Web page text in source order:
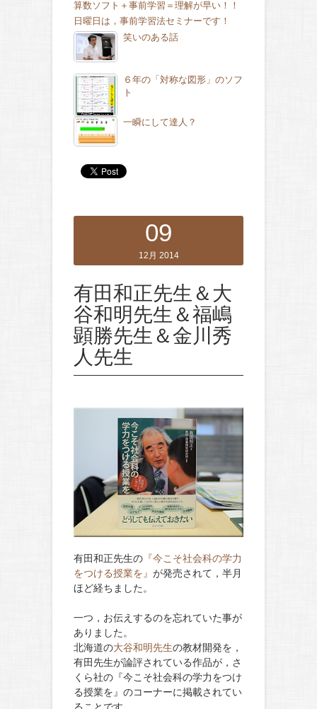
算数ソフト＋事前学習＝理解が早い！！
日曜日は，事前学習法セミナーです！
笑いのある話
６年の「対称な図形」のソフ
ト
一瞬にして達人？
09
12月 2014
有田和正先生＆大
谷和明先生＆福嶋
顕勝先生＆金川秀
人先生
有田和正先生の 『今こそ社会科の学力
をつける授業を』 が発売されて，半月
ほど経ちました。
一つ，お伝えするのを忘れていた事が
ありました。
北海道の大谷和明先生の教材開発を，
有田先生が論評されている作品が，さ
くら社の『今こそ社会科の学力をつけ
る授業を』のコーナーに掲載されてい